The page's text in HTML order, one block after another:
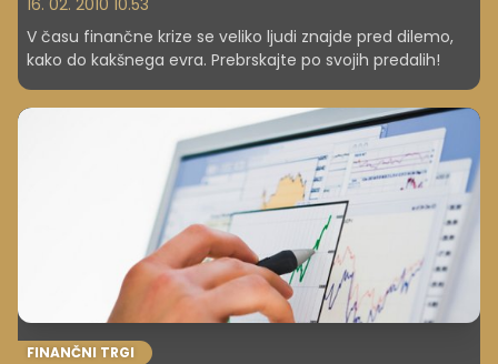
V času finančne krize se veliko ljudi znajde pred dilemo,
kako do kakšnega evra. Prebrskajte po svojih predalih!
FINANČNI TRGI